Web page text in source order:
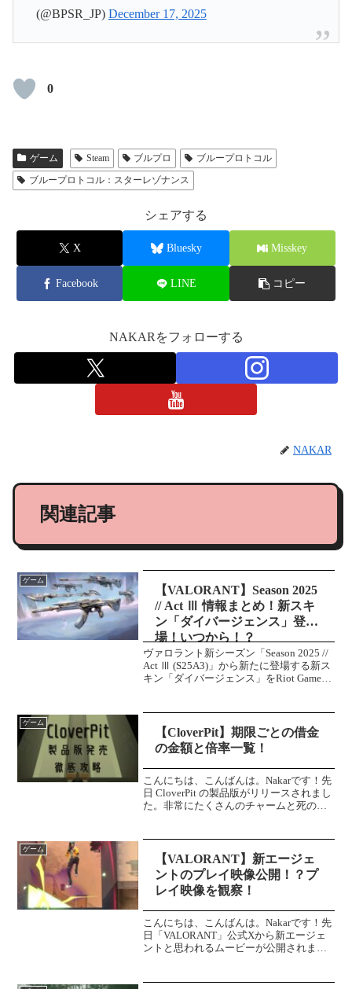
(@BPSR_JP) December 17, 2025
0
ゲーム Steam ブルプロ
ブループロトコル
ブループロトコル：スターレゾナンス
シェアする
X Bluesky Misskey
Facebook LINE コピー
NAKARをフォローする
NAKAR
関連記事
ゲーム
【VALORANT】Season 2025
// Act Ⅲ 情報まとめ！新スキ
ン「ダイバージェンス」登
場！いつから！？
ヴァロラント新シーズン「Season 2025 //
Act Ⅲ (S25A3)」から新たに登場する新ス
キン「ダイバージェンス」をRiot Games
表しました。新シ...
ゲーム
【CloverPit】期限ごとの借金
の金額と倍率一覧！
こんにちは、こんばんは。Nakarです！先
日 CloverPit の製品版がリリースされまし
た。非常にたくさんのチャームと死の期
限」の借金の増加量を調べていこうと思...
ゲーム
【VALORANT】新エージェ
ントのプレイ映像公開！？プ
レイ映像を観察！
こんにちは、こんばんは。Nakarです！先
日「VALORANT」公式Xから新エージェ
ントと思われるムービーが公開されまし
ジェント新状態異常！？キルジョイが新